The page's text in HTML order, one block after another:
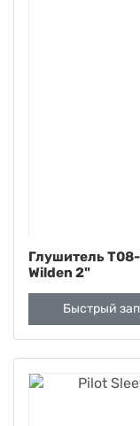
Глушитель
Wilden 2"
Быстрый